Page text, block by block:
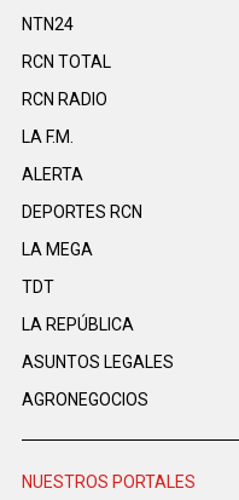
NTN24
RCN TOTAL
RCN RADIO
LA F.M.
ALERTA
DEPORTES RCN
LA MEGA
TDT
LA REPÚBLICA
ASUNTOS LEGALES
AGRONEGOCIOS
NUESTROS PORTALES